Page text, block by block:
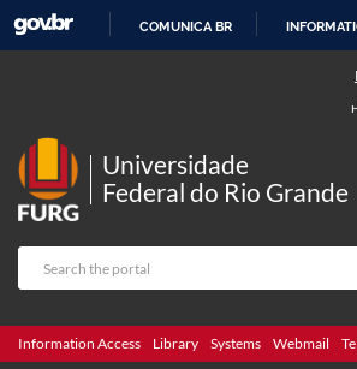
COMUNICA BR
Universidade
Federal do Rio Grande
Information Access Library Systems Webmail